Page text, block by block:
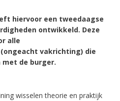
hiervoor een tweedaagse
ontwikkeld. Deze
alle
vakrichting) die
de burger.
wisselen theorie en praktijk